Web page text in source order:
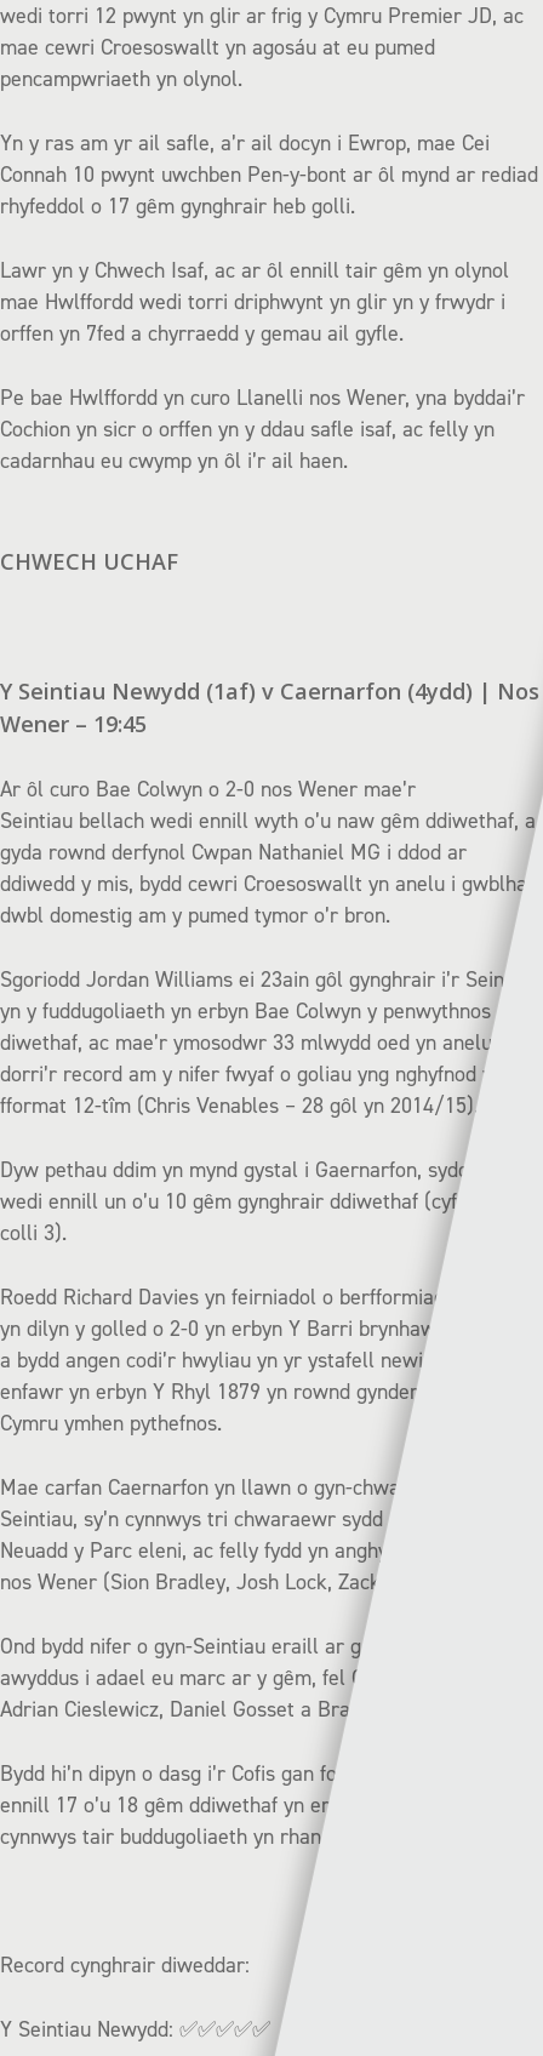
wedi torri 12 pwynt yn glir ar frig y Cymru Premier JD, ac
mae cewri Croesoswallt yn agosáu at eu pumed
pencampwriaeth yn olynol.
Yn y ras am yr ail safle, a’r ail docyn i Ewrop, mae Cei
Connah 10 pwynt uwchben Pen-y-bont ar ôl mynd ar rediad
rhyfeddol o 17 gêm gynghrair heb golli.
Lawr yn y Chwech Isaf, ac ar ôl ennill tair gêm yn olynol
mae Hwlffordd wedi torri driphwynt yn glir yn y frwydr i
orffen yn 7fed a chyrraedd y gemau ail gyfle.
Pe bae Hwlffordd yn curo Llanelli nos Wener, yna byddai’r
Cochion yn sicr o orffen yn y ddau safle isaf, ac felly yn
cadarnhau eu cwymp yn ôl i’r ail haen.
CHWECH UCHAF
Y Seintiau Newydd (1af) v Caernarfon (4ydd) | Nos
Wener – 19:45
Ar ôl curo Bae Colwyn o 2-0 nos Wener mae’r
Seintiau bellach wedi ennill wyth o’u naw gêm ddiwethaf, a
gyda rownd derfynol Cwpan Nathaniel MG i ddod ar
ddiwedd y mis, bydd cewri Croesoswallt yn anelu i gwblhau
dwbl domestig am y pumed tymor o’r bron.
Sgoriodd Jordan Williams ei 23ain gôl gynghrair i’r Seintiau
yn y fuddugoliaeth yn erbyn Bae Colwyn y penwythnos
diwethaf, ac mae’r ymosodwr 33 mlwydd oed yn anelu i
dorri’r record am y nifer fwyaf o goliau yng nghyfnod y
fformat 12-tîm (Chris Venables – 28 gôl yn 2014/15).
Dyw pethau ddim yn mynd gystal i Gaernarfon, sydd ond
wedi ennill un o’u 10 gêm gynghrair ddiwethaf (cyfartal 6,
colli 3).
Roedd Richard Davies yn feirniadol o berfformiad ei garfan
yn dilyn y golled o 2-0 yn erbyn Y Barri brynhawn Sadwrn,
a bydd angen codi’r hwyliau yn yr ystafell newid cyn y gêm
enfawr yn erbyn Y Rhyl 1879 yn rownd gynderfynol Cwpan
Cymru ymhen pythefnos.
Mae carfan Caernarfon yn llawn o gyn-chwaraewyr y
Seintiau, sy’n cynnwys tri chwaraewr sydd ar fenthyg o
Neuadd y Parc eleni, ac felly fydd yn anghymwys i chwarae
nos Wener (Sion Bradley, Josh Lock, Zack Clarke).
Ond bydd nifer o gyn-Seintiau eraill ar gael fydd yn
awyddus i adael eu marc ar y gêm, fel Connor Roberts,
Adrian Cieslewicz, Daniel Gosset a Brad Young.
Bydd hi’n dipyn o dasg i’r Cofis gan fod y Seintiau wedi
ennill 17 o’u 18 gêm ddiwethaf yn erbyn Caernarfon, yn
cynnwys tair buddugoliaeth yn rhan gynta’r tymor.
Record cynghrair diweddar:
Y Seintiau Newydd: ✅✅✅✅✅